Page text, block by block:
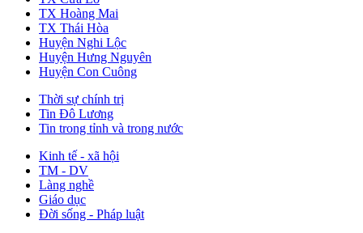
TX Hoàng Mai
TX Thái Hòa
Huyện Nghi Lộc
Huyện Hưng Nguyên
Huyện Con Cuông
Thời sự chính trị
Tin Đô Lương
Tin trong tỉnh và trong nước
Kinh tế - xã hội
TM - DV
Làng nghề
Giáo dục
Đời sống - Pháp luật